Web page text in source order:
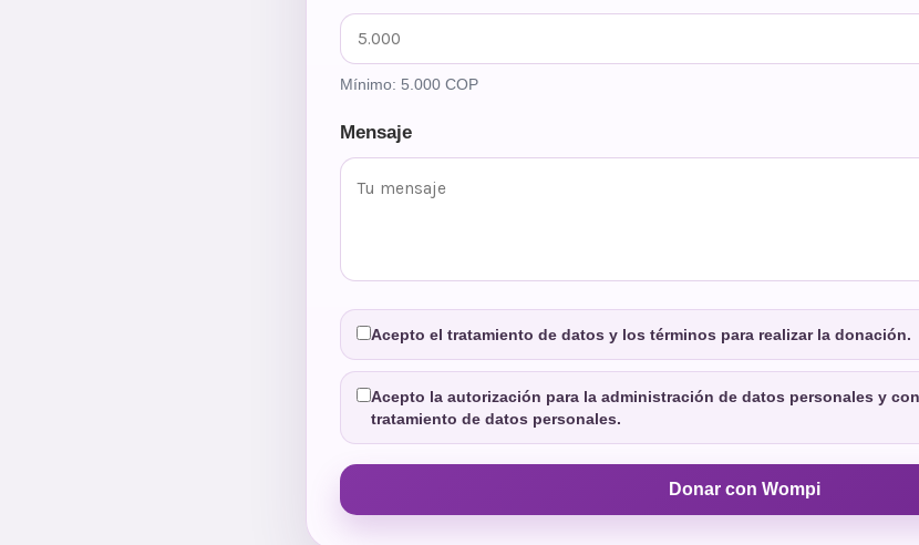
Mínimo: 5.000 COP
Mensaje
Acepto el tratamiento de datos y los términos para realizar la donación.
Acepto la autorización para la administración de datos personales y
tratamiento de datos personales.
Donar con Wompi